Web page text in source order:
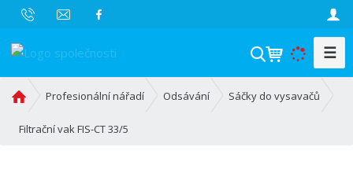
V
h
☰
o
Profesionální nářadí Odsávání Sáčky do vysavačů
Filtrační vak FIS-CT 33/5